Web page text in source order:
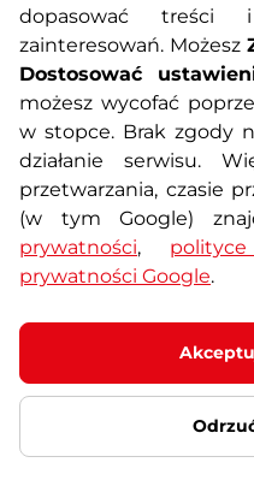
Polityka prywatności
Metody płatności
Usługi dodatkowe
Formularz kontaktowy
dopasować
zainteresowań. Możesz
Dostosować
możesz wycofać
w stopce. Brak zgody
działanie serwisu.
przetwarzania, czasie
(w tym Google)
prywatności,
prywatności Google.